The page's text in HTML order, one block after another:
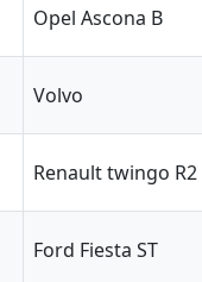
Opel Ascona B
Volvo
Renault twingo R2
Ford Fiesta ST